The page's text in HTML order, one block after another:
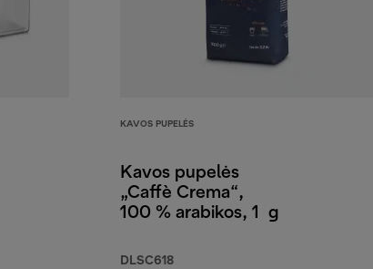
KAVOS PUPELĖS
Kavos pupelės
„Caffè Crema“,
100 % arabikos, 1 g
DLSC618